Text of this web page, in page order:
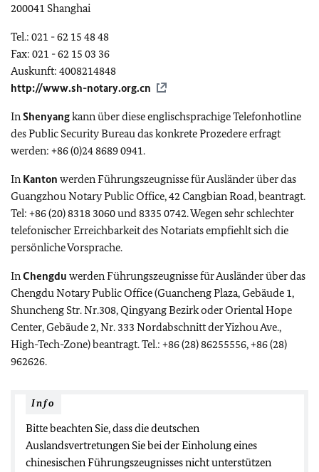
200041 Shanghai
Tel.: 021 - 62 15 48 48
Fax: 021 - 62 15 03 36
Auskunft: 4008214848
http://www.sh-notary.org.cn
InShenyangkann über diese englischsprachige Telefonhotline
des Public Security Bureau das konkrete Prozedere erfragt
werden: +86 (0)24 8689 0941.
In Kanton werden Führungszeugnisse für Ausländer über das
Guangzhou Notary Public Office, 42 Cangbian Road, beantragt.
Tel: +86 (20) 8318 3060 und 8335 0742. Wegen sehr schlechter
telefonischer Erreichbarkeit des Notariats empfiehlt sich die
persönliche Vorsprache.
InChengdu werden Führungszeugnisse für Ausländer über das
Chengdu Notary Public Office (Guancheng Plaza, Gebäude 1,
Shuncheng Str. Nr.308, Qingyang Bezirk oder Oriental Hope
Center, Gebäude 2, Nr. 333 Nordabschnitt der Yizhou Ave.,
High-Tech-Zone) beantragt. Tel.: +86 (28) 86255556, +86 (28)
962626.
Info
Bitte beachten Sie, dass die deutschen
Auslandsvertretungen Sie bei der Einholung eines
chinesischen Führungszeugnisses nicht unterstützen